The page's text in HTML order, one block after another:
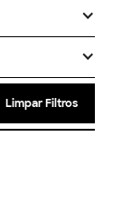
Limpar Filtros